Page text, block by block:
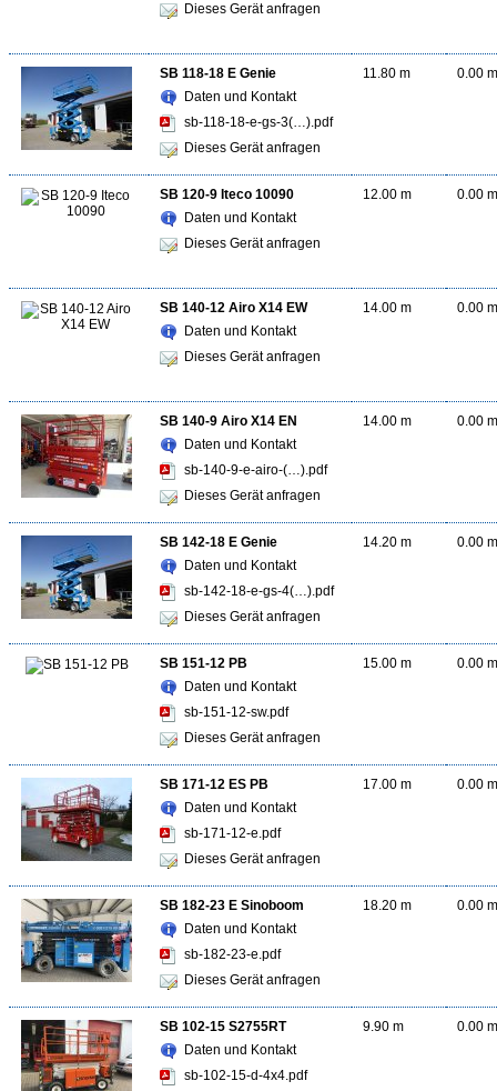
Dieses Gerät anfragen
SB 118-18 E Genie
Daten und Kontakt
sb-118-18-e-gs-3(…).pdf
Dieses Gerät anfragen
11.80 m 0.00 m
SB 120-9 Iteco 10090
Daten und Kontakt
Dieses Gerät anfragen
12.00 m 0.00 m
SB 140-12 Airo X14 EW
Daten und Kontakt
Dieses Gerät anfragen
14.00 m 0.00 m
SB 140-9 Airo X14 EN
Daten und Kontakt
sb-140-9-e-airo-(…).pdf
Dieses Gerät anfragen
14.00 m 0.00 m
SB 142-18 E Genie
Daten und Kontakt
sb-142-18-e-gs-4(…).pdf
Dieses Gerät anfragen
14.20 m 0.00 m
SB 151-12 PB
Daten und Kontakt
sb-151-12-sw.pdf
Dieses Gerät anfragen
15.00 m 0.00 m
SB 171-12 ES PB
Daten und Kontakt
sb-171-12-e.pdf
Dieses Gerät anfragen
17.00 m 0.00 m
SB 182-23 E Sinoboom
Daten und Kontakt
sb-182-23-e.pdf
Dieses Gerät anfragen
18.20 m 0.00 m
SB 102-15 S2755RT
Daten und Kontakt
sb-102-15-d-4x4.pdf
9.90 m 0.00 m